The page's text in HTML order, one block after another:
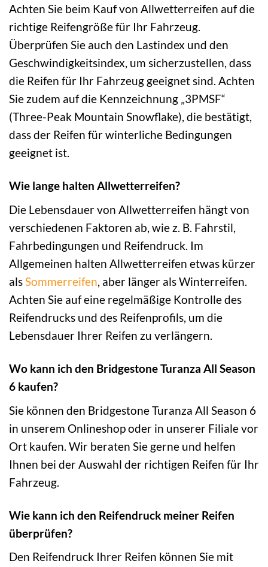
Achten Sie beim Kauf von Allwetterreifen auf die
richtige Reifengröße für Ihr Fahrzeug.
Überprüfen Sie auch den Lastindex und den
Geschwindigkeitsindex, um sicherzustellen, dass
die Reifen für Ihr Fahrzeug geeignet sind. Achten
Sie zudem auf die Kennzeichnung „3PMSF“
(Three-Peak Mountain Snowflake), die bestätigt,
dass der Reifen für winterliche Bedingungen
geeignet ist.
Wie lange halten Allwetterreifen?
Die Lebensdauer von Allwetterreifen hängt von
verschiedenen Faktoren ab, wie z. B. Fahrstil,
Fahrbedingungen und Reifendruck. Im
Allgemeinen halten Allwetterreifen etwas kürzer
alsSommerreifen, aber länger als Winterreifen.
Achten Sie auf eine regelmäßige Kontrolle des
Reifendrucks und des Reifenprofils, um die
Lebensdauer Ihrer Reifen zu verlängern.
Wo kann ich den Bridgestone Turanza All Season
6 kaufen?
Sie können den Bridgestone Turanza All Season 6
in unserem Onlineshop oder in unserer Filiale vor
Ort kaufen. Wir beraten Sie gerne und helfen
Ihnen bei der Auswahl der richtigen Reifen für Ihr
Fahrzeug.
Wie kann ich den Reifendruck meiner Reifen
überprüfen?
Den Reifendruck Ihrer Reifen können Sie mit